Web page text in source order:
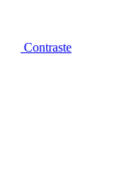
Contraste